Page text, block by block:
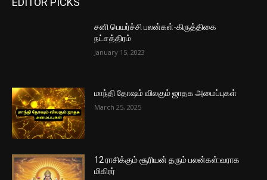
சனி பெயர்ச்சி பலன்கள்-கிருத்திகை
நட்சத்திரம்
January 15, 2023
மாந்தி தோஷம் விலகும் ஜாதக அமைப்புகள்
March 25, 2025
12 ராசிக்கும் சூரியன் தரும் பலன்கள்:வராக
மிகிரர்